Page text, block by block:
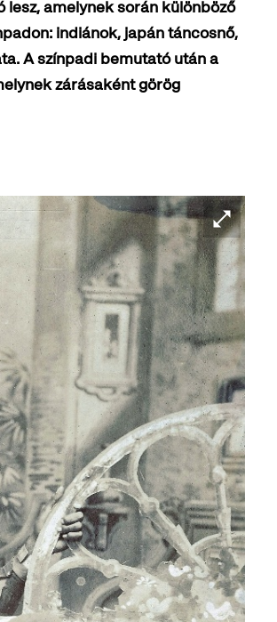
amelynek során különböző
indiánok, japán táncosnő,
A színpadi bemutató után a
zárásaként görög